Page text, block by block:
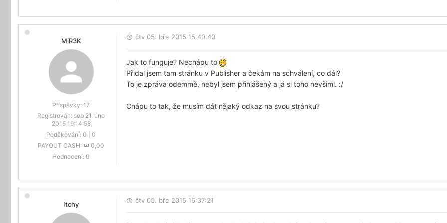
MiR3K
Příspěvky: 17
Registrován: sob 21. úno
2015 19:14:58
Poděkování: 0
0
PAYOUT CASH:
0,00
Hodnocení: 0
čtv 05. bře 2015 15:40:40
Jak to funguje? Nechápu to
Přidal jsem tam stránku v Publisher a čekám na schválení, co dál?
To je zpráva odemmě, nebyl jsem přihlášený a já si toho nevšiml. :/
Chápu to tak, že musím dát nějaký odkaz na svou stránku?
Itchy čtv 05. bře 2015 16:37:21